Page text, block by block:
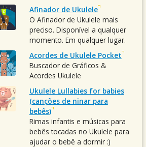
Afinador de Ukulele
O Afinador de Ukulele mais
preciso. Disponível a qualquer
momento. Em qualquer lugar.
Acordes de Ukulele Pocket
Buscador de Gráficos &
Acordes Ukulele
Ukulele Lullabies for babies
(canções de ninar para
bebês)
Rimas infantis e músicas para
bebês tocadas no Ukulele para
ajudar o bebê a dormir :)